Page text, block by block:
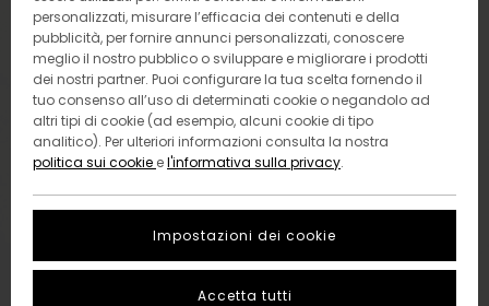
personalizzati, misurare l’efficacia dei contenuti e della
pubblicità, per fornire annunci personalizzati, conoscere
meglio il nostro pubblico o sviluppare e migliorare i prodotti
dei nostri partner. Puoi configurare la tua scelta fornendo il
tuo consenso all’uso di determinati cookie o negandolo ad
altri tipi di cookie (ad esempio, alcuni cookie di tipo
analitico). Per ulteriori informazioni consulta la nostra
politica sui cookie el'informativa sulla privacy.
Impostazioni dei cookie
Accetta tutti